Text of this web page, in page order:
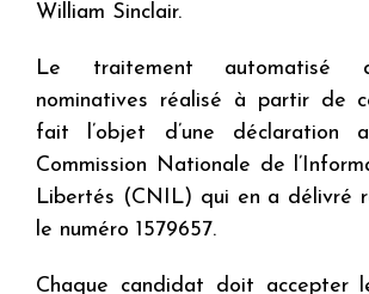
William Sinclair.
Le traitement automatisé
nominatives réalisé à partir de
fait l’objet d’une déclaration
Commission Nationale de
Libertés (CNIL) qui en a délivré
le numéro 1579657.
Chaque candidat doit accepter